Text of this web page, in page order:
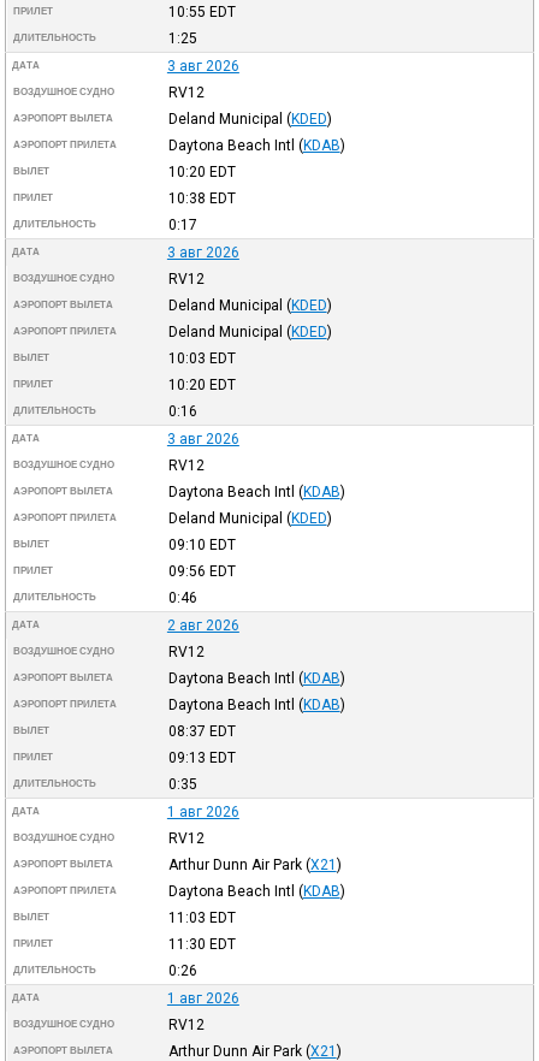
ПРИЛЕТ 10:55 EDT
ДЛИТЕЛЬНОСТЬ 1:25
ДАТА 3 авг 2026
ВОЗДУШНОЕ СУДНО RV12
АЭРОПОРТ ВЫЛЕТА Deland Municipal (KDED)
АЭРОПОРТ ПРИЛЕТА Daytona Beach Intl (KDAB)
ВЫЛЕТ 10:20 EDT
ПРИЛЕТ 10:38 EDT
ДЛИТЕЛЬНОСТЬ 0:17
ДАТА 3 авг 2026
ВОЗДУШНОЕ СУДНО RV12
АЭРОПОРТ ВЫЛЕТА Deland Municipal (KDED)
АЭРОПОРТ ПРИЛЕТА Deland Municipal (KDED)
ВЫЛЕТ 10:03 EDT
ПРИЛЕТ 10:20 EDT
ДЛИТЕЛЬНОСТЬ 0:16
ДАТА 3 авг 2026
ВОЗДУШНОЕ СУДНО RV12
АЭРОПОРТ ВЫЛЕТА Daytona Beach Intl (KDAB)
АЭРОПОРТ ПРИЛЕТА Deland Municipal (KDED)
ВЫЛЕТ 09:10 EDT
ПРИЛЕТ 09:56 EDT
ДЛИТЕЛЬНОСТЬ 0:46
ДАТА 2 авг 2026
ВОЗДУШНОЕ СУДНО RV12
АЭРОПОРТ ВЫЛЕТА Daytona Beach Intl (KDAB)
АЭРОПОРТ ПРИЛЕТА Daytona Beach Intl (KDAB)
ВЫЛЕТ 08:37 EDT
ПРИЛЕТ 09:13 EDT
ДЛИТЕЛЬНОСТЬ 0:35
ДАТА 1 авг 2026
ВОЗДУШНОЕ СУДНО RV12
АЭРОПОРТ ВЫЛЕТА Arthur Dunn Air Park (X21 )
АЭРОПОРТ ПРИЛЕТА Daytona Beach Intl (KDAB)
ВЫЛЕТ 11:03 EDT
ПРИЛЕТ 11:30 EDT
ДЛИТЕЛЬНОСТЬ 0:26
ДАТА 1 авг 2026
ВОЗДУШНОЕ СУДНО RV12
АЭРОПОРТ ВЫЛЕТА Arthur Dunn Air Park (X21 )